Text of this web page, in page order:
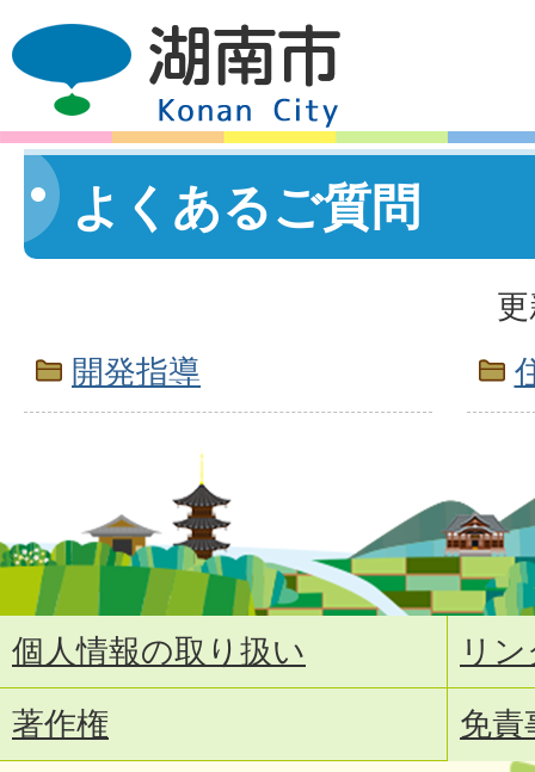
よくあるご質問
開発指導
個人情報の取り扱い
リ
著作権
免責